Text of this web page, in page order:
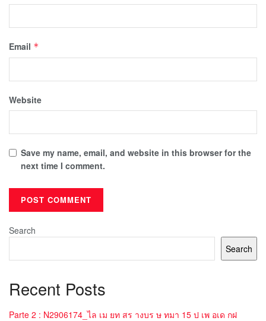
Email *
Website
Save my name, email, and website in this browser for the
next time I comment.
Search
Search
Recent Posts
Parte 2 : N2906174_ไล เม ยท สร างบร ษ ทมา 15 ป เพ อเด กฝ